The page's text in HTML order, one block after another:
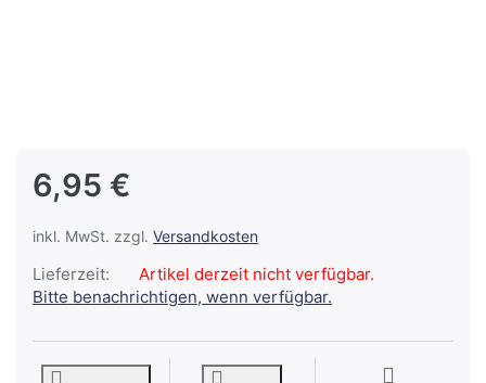
6,95 €
inkl. MwSt. zzgl. Versandkosten
Lieferzeit:
Artikel derzeit nicht verfügbar.
Bitte benachrichtigen, wenn verfügbar.